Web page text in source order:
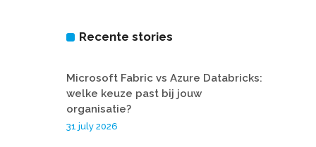
Recente stories
Microsoft Fabric vs Azure Databricks:
welke keuze past bij jouw
organisatie?
31 july 2026